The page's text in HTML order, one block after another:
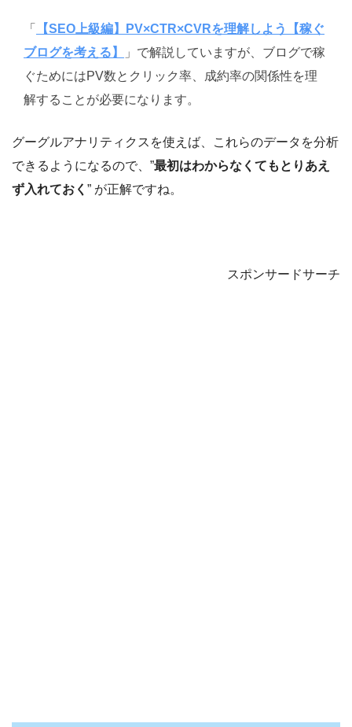
「
【SEO上級編】PV×CTR×CVRを理解しよう【稼ぐ
ブログを考える】
」で解説していますが、ブログで稼
ぐためにはPV数とクリック率、成約率の関係性を理
解することが必要になります。
グーグルアナリティクスを使えば、これらのデータを分析
できるようになるので、”最初はわからなくてもとりあえ
ず入れておく ” が正解ですね。
スポンサードサーチ